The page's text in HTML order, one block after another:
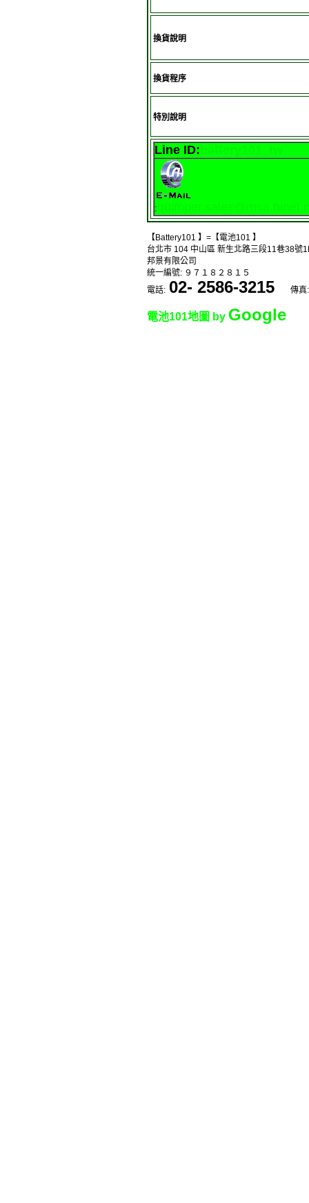
換貨說明
換貨程序
特別說明
Line ID:
:
【Battery101 】=【電池101 】
台北市 104 中山區 新生北路三段11巷38號
邦景有限公司
統一編號: ９７１８２８１５
電話: 02- 2586-3215 傳真
電池101地圖 by Google